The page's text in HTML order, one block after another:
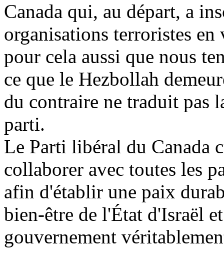
Canada qui, au départ, a
organisations terroristes
pour cela aussi que nous
ce que le Hezbollah
du contraire ne traduit pas
parti.
Le Parti libéral du Canada
collaborer avec toutes les
afin d'établir une paix
bien-être de l'État d'Israël
gouvernement